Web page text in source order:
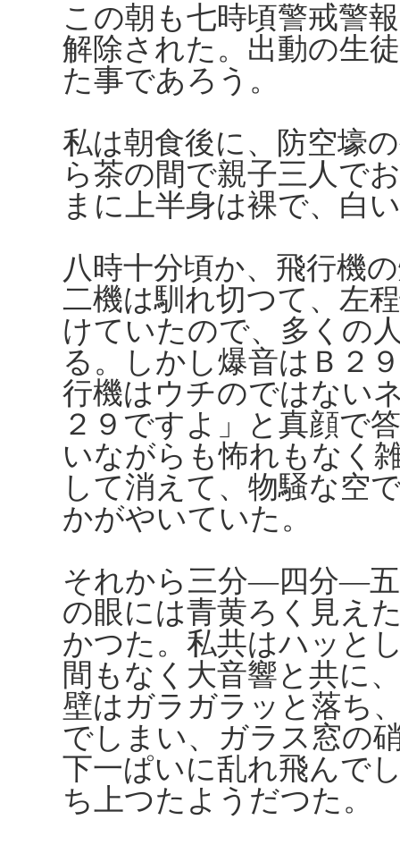
この朝も七時頃警戒警
解除された。出動の生
た事であろう。
私は朝食後に、防空壕
ら茶の間で親子三人で
まに上半身は裸で、白
八時十分頃か、飛行機
二機は馴れ切つて、左
けていたので、多くの
る。しかし爆音はＢ２
行機はウチのではない
２９ですよ」と真顔で
いながらも怖れもなく
して消えて、物騒な空
かがやいていた。
それから三分―四分―
の眼には青黄ろく見え
かつた。私共はハッと
間もなく大音響と共に
壁はガラガラッと落ち
でしまい、ガラス窓の
下一ぱいに乱れ飛んで
ち上つたようだつた。